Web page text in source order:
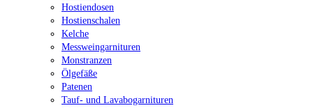
Hostiendosen
Hostienschalen
Kelche
Messweingarnituren
Monstranzen
Ölgefäße
Patenen
Tauf- und Lavabogarnituren